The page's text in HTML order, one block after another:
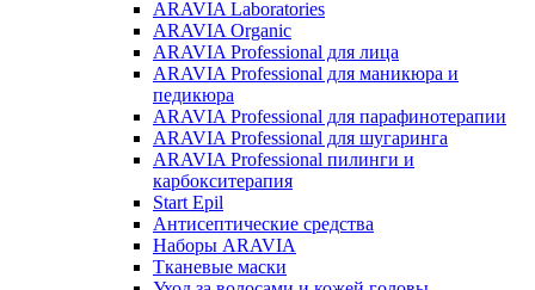
ARAVIA Laboratories
ARAVIA Organic
ARAVIA Professional для лица
ARAVIA Professional для маникюра и
педикюра
ARAVIA Professional для парафинотерапии
ARAVIA Professional для шугаринга
ARAVIA Professional пилинги и
карбокситерапия
Start Epil
Антисептические средства
Наборы ARAVIA
Тканевые маски